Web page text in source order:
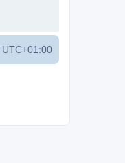
UTC+01:00